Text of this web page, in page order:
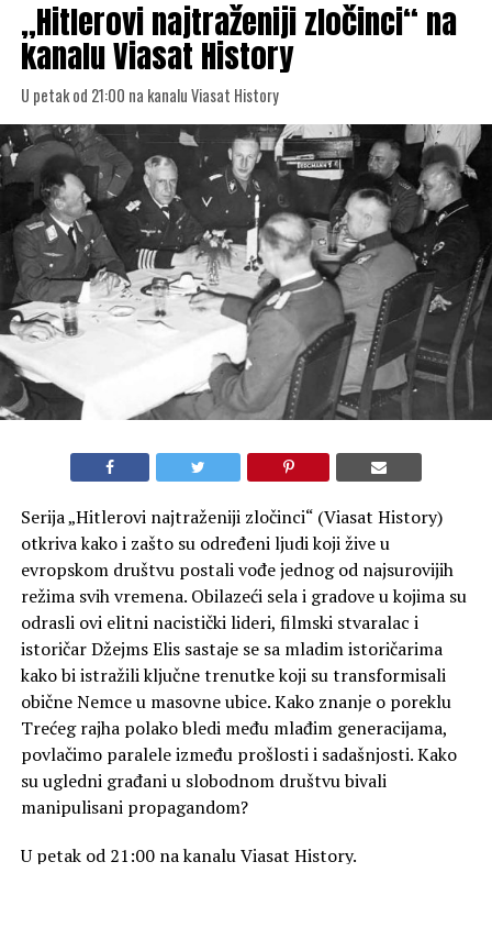
„Hitlerovi najtraženiji zločinci“ na
kanalu Viasat History
U petak od 21:00 na kanalu Viasat History
Serija „Hitlerovi najtraženiji zločinci“ (Viasat History)
otkriva kako i zašto su određeni ljudi koji žive u
evropskom društvu postali vođe jednog od najsurovijih
režima svih vremena. Obilazeći sela i gradove u kojima su
odrasli ovi elitni nacistički lideri, filmski stvaralac i
istoričar Džejms Elis sastaje se sa mladim istoričarima
kako bi istražili ključne trenutke koji su transformisali
obične Nemce u masovne ubice. Kako znanje o poreklu
Trećeg rajha polako bledi među mlađim generacijama,
povlačimo paralele između prošlosti i sadašnjosti. Kako
su ugledni građani u slobodnom društvu bivali
manipulisani propagandom?
U petak od 21:00 na kanalu Viasat History.